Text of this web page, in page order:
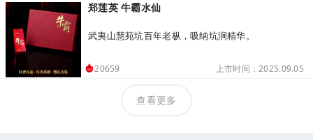
郑莲英 牛霸水仙
武夷山慧苑坑百年老枞，吸纳坑涧精华。
20659 上市时间：2025.09.05
查看更多